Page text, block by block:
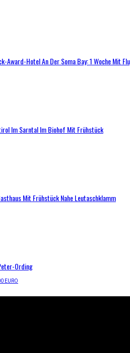
Award-Hotel An Der Soma Bay: 1 Woche Mit
Im Sarntal Im Biohof Mit Frühstück
Mit Frühstück Nahe Leutaschklamm
Ording
EURO